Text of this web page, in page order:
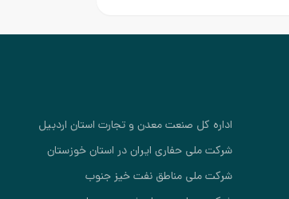
اداره کل صنعت معدن و تجارت استان اردبیل
شرکت ملی حفاری ایران در استان خوزستان
شرکت ملی مناطق نفت خیز جنوب